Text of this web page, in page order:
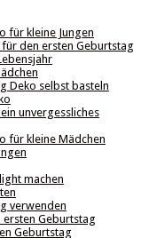
für kleine Jungen
den ersten Geburtstag
Deko selbst basteln
unvergessliches
für kleine Mädchen
machen
verwenden
ersten Geburtstag
Geburtstag